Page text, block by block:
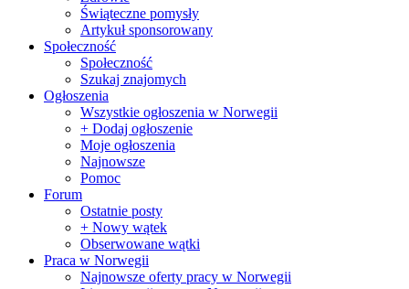
Świąteczne pomysły
Artykuł sponsorowany
Społeczność
Społeczność
Szukaj znajomych
Ogłoszenia
Wszystkie ogłoszenia w Norwegii
+ Dodaj ogłoszenie
Moje ogłoszenia
Najnowsze
Pomoc
Forum
Ostatnie posty
+ Nowy wątek
Obserwowane wątki
Praca w Norwegii
Najnowsze oferty pracy w Norwegii